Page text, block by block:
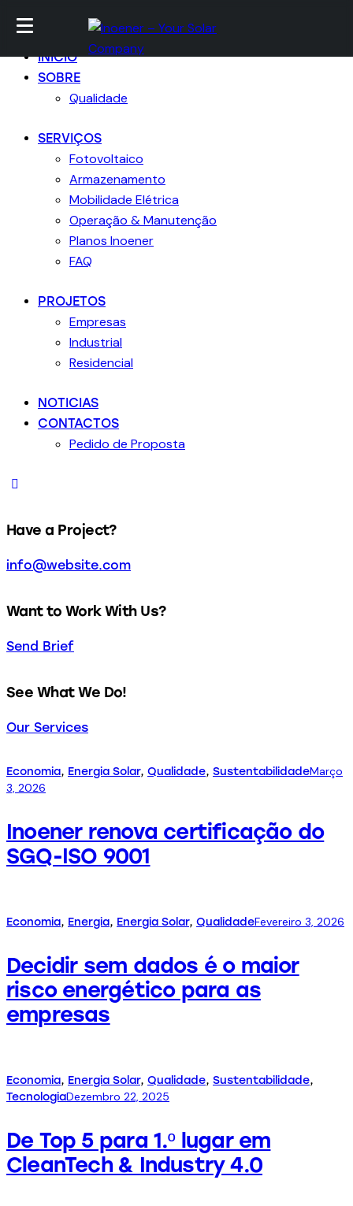
Ir para conteúdo
Fechar
INICIO
SOBRE
Qualidade
SERVIÇOS
Fotovoltaico
Armazenamento
Mobilidade Elétrica
Operação & Manutenção
Planos Inoener
FAQ
PROJETOS
Empresas
Industrial
Residencial
NOTICIAS
CONTACTOS
Pedido de Proposta
Have a Project?
info@website.com
Want to Work With Us?
Send Brief
See What We Do!
Our Services
Economia, Energia Solar, Qualidade, SustentabilidadeMarço
3, 2026
Inoener renova certificação do
SGQ-ISO 9001
Economia, Energia, Energia Solar, QualidadeFevereiro 3, 2026
Decidir sem dados é o maior
risco energético para as
empresas
Economia, Energia Solar, Qualidade, Sustentabilidade,
TecnologiaDezembro 22, 2025
De Top 5 para 1.º lugar em
CleanTech & Industry 4.0